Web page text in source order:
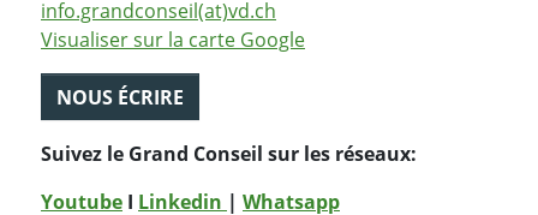
info.grandconseil(at)vd.ch
Visualiser sur la carte Google
NOUS ÉCRIRE
Suivez le Grand Conseil sur les réseaux:
Youtube I Linkedin | Whatsapp